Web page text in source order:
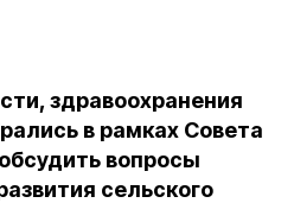
здравоохранения
в рамках Совета
вопросы
сельского